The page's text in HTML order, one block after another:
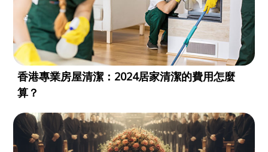
香港專業房屋清潔：2024居家清潔的費用怎麼
算？